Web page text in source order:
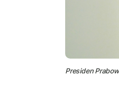
Presiden